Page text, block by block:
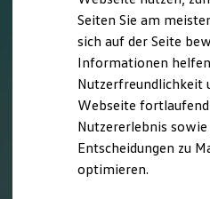
Wartungsverträge
Besitzer & Service
Reparatur & Service
Sommer-Special
Reparatur,
Servicetermin
Service-Vorteile
ServicePlus
Economy
Räder & Reifen
Ersatzfahrzeuge
Seiten Sie am
sich auf der Seite
Informationen
Nutzerfreundlichkeit
Webseite
Nutzererlebnis sowie
Entscheidungen zu
optimieren.